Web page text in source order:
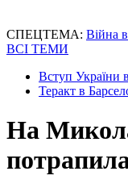
СПЕЦТЕМА: Війна в
ВСІ ТЕМИ
Вступ України
Теракт в
На